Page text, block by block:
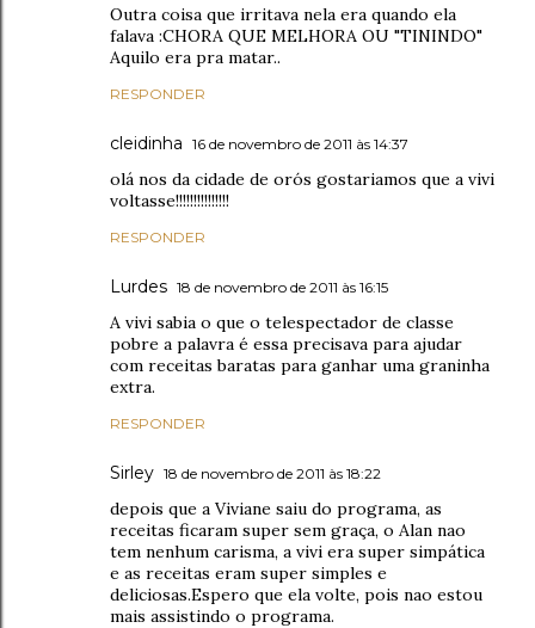
Outra coisa que irritava nela era quando ela
falava :CHORA QUE MELHORA OU "TININDO"
Aquilo era pra matar..
RESPONDER
cleidinha 16 de novembro de 2011 às 14:37
olá nos da cidade de orós gostariamos que a vivi
voltasse!!!!!!!!!!!!!!!
RESPONDER
Lurdes 18 de novembro de 2011 às 16:15
A vivi sabia o que o telespectador de classe
pobre a palavra é essa precisava para ajudar
com receitas baratas para ganhar uma graninha
extra.
RESPONDER
Sirley 18 de novembro de 2011 às 18:22
depois que a Viviane saiu do programa, as
receitas ficaram super sem graça, o Alan nao
tem nenhum carisma, a vivi era super simpática
e as receitas eram super simples e
deliciosas.Espero que ela volte, pois nao estou
mais assistindo o programa.